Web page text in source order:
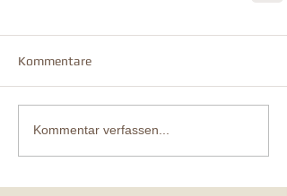
Kommentare
Kommentar verfassen...